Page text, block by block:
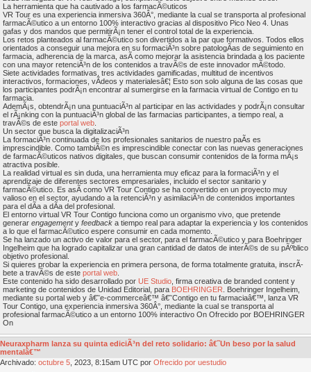
La herramienta que ha cautivado a los farmacÃ©uticos
VR Tour es una experiencia inmersiva 360Â°, mediante la cual se transporta al profesional
farmacÃ©utico a un entorno 100% interactivo gracias al dispositivo Pico Neo 4. Unas
gafas y dos mandos que permitirÃ¡n tener el control total de la experiencia.
Los retos planteados al farmacÃ©utico son divertidos a la par que formativos. Todos ellos
orientados a conseguir una mejora en su formaciÃ³n sobre patologÃ­as de seguimiento en
farmacia, adherencia de la marca, asÃ­ como mejorar la asistencia brindada a los paciente
con una mayor retenciÃ³n de los contenidos a travÃ©s de este innovador mÃ©todo.
Siete actividades formativas, tres actividades gamificadas, multitud de incentivos
interactivos, formaciones, vÃ­deos y materialesâ€¦ Esto son solo alguna de las cosas que
los participantes podrÃ¡n encontrar al sumergirse en la farmacia virtual de Contigo en tu
farmacia.
AdemÃ¡s, obtendrÃ¡n una puntuaciÃ³n al participar en las actividades y podrÃ¡n consultar
el rÃ¡nking con la puntuaciÃ³n global de las farmacias participantes, a tiempo real, a
travÃ©s de este portal web
Un sector que busca la digitalizaciÃ³n
La formaciÃ³n continuada de los profesionales sanitarios de nuestro paÃ­s es
imprescindible. Como tambiÃ©n es imprescindible conectar con las nuevas generaciones
de farmacÃ©uticos nativos digitales, que buscan consumir contenidos de la forma mÃ¡s
atractiva posible.
La realidad virtual es sin duda, una herramienta muy eficaz para la formaciÃ³n y el
aprendizaje de diferentes sectores empresariales, incluido el sector sanitario y
farmacÃ©utico. Es asÃ­ como VR Tour Contigo se ha convertido en un proyecto muy
valioso en el sector, ayudando a la retenciÃ³n y asimilaciÃ³n de contenidos importantes
para el dÃ­a a dÃ­a del profesional.
El entorno virtual VR Tour Contigo funciona como un organismo vivo, que pretende
generar engagementy feedback a tiempo real para adaptar la experiencia y los contenidos
a lo que el farmacÃ©utico espere consumir en cada momento.
Se ha lanzado un activo de valor para el sector, para el farmacÃ©utico y para Boehringer
Ingelheim que ha logrado capitalizar una gran cantidad de datos de interÃ©s de su pÃºblico
objetivo profesional.
Si quieres probar la experiencia en primera persona, de forma totalmente gratuita, inscrÃ­
bete a travÃ©s de este portal web
Este contenido ha sido desarrollado por UE Studio , firma creativa de branded content y
marketing de contenidos de Unidad Editorial, para BOEHRINGER . Boehringer Ingelheim,
mediante su portal web y â€˜e-commerceâ€™ â€˜Contigo en tu farmaciaâ€™, lanza VR
Tour Contigo, una experiencia inmersiva 360Â°, mediante la cual se transporta al
profesional farmacÃ©utico a un entorno 100% interactivo On Ofrecido por BOEHRINGER
On
Neuraxpharm lanza su quinta ediciÃ³n del reto solidario: â€˜Un beso por la salud
mentalâ€™
Archivado: octubre 5 , 2023, 8:15am UTC por Ofrecido por uestudio